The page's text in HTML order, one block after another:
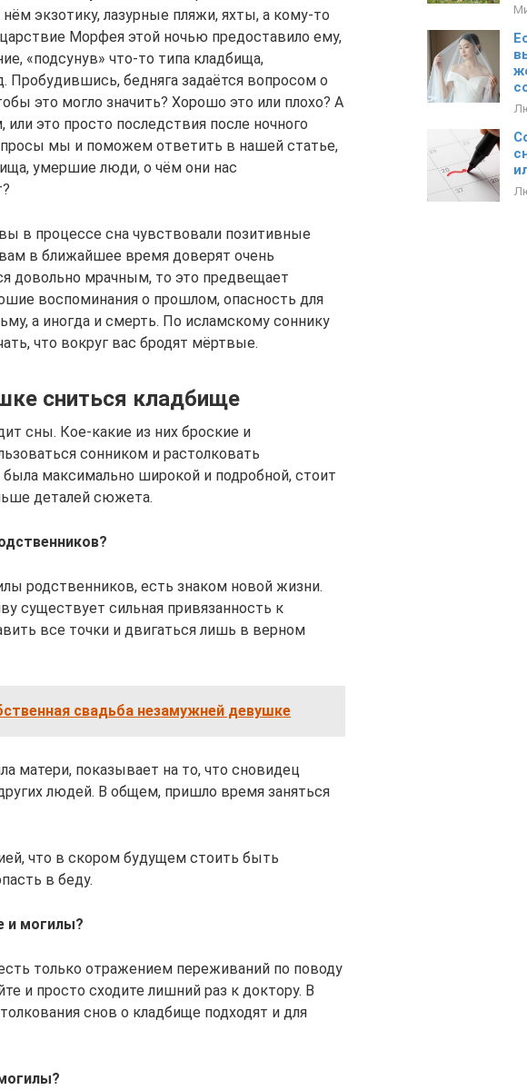
экзотику, лазурные пляжи, яхты, а кому-то
Морфея этой ночью предоставило ему,
«подсунув» что-то типа кладбища,
Пробудившись, бедняга задаётся вопросом о
это могло значить? Хорошо это или плохо? А
это просто последствия после ночного
мы и поможем ответить в нашей статье,
умершие люди, о чём они нас
в процессе сна чувствовали позитивные
в ближайшее время доверят очень
довольно мрачным, то это предвещает
воспоминания о прошлом, опасность для
а иногда и смерть. По исламскому соннику
что вокруг вас бродят мёртвые.
сниться кладбище
сны. Кое-какие из них броские и
сонником и растолковать
максимально широкой и подробной, стоит
деталей сюжета.
родственников, есть знаком новой жизни.
существует сильная привязанность к
все точки и двигаться лишь в верном
свадьба незамужней девушке
матери, показывает на то, что сновидец
людей. В общем, пришло время заняться
что в скором будущем стоить быть
в беду.
и могилы?
только отражением переживаний по поводу
и просто сходите лишний раз к доктору. В
снов о кладбище подходят и для